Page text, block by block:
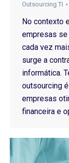
Outsourcing TI
No contexto
empresas
cada vez
surge a
informática.
outsourcing
empresas
financeira e